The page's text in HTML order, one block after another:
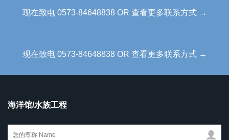
现在致电 0573-84648838 OR 查看更多联系方式 →
现在致电 0573-84648838 OR 查看更多联系方式 →
海洋馆/水族工程